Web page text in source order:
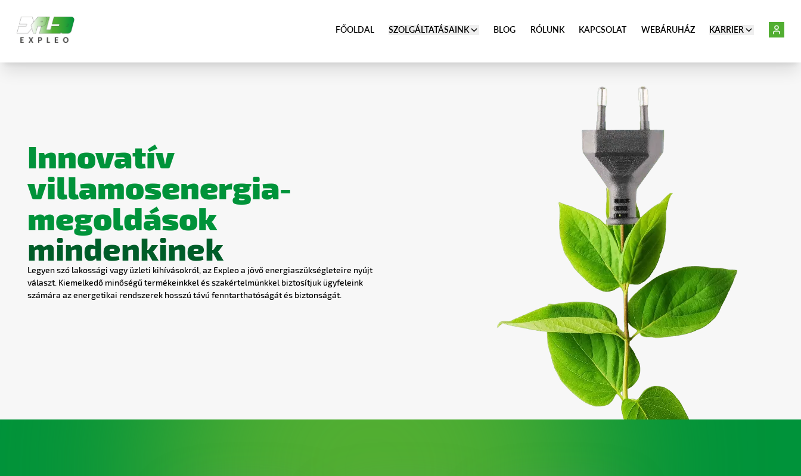
FŐOLDAL SZOLGÁLTATÁSAINK
ÜZLETI SZOLGÁLTATÁSAINK
KISFESZÜLTSÉG (KIF)
KÖZÉPFESZÜLTSÉG (KÖF)
E-MOBILITÁS (EMOBILITY)
MEGÚJULÓ ENERGIA
BLOG RÓLUNK KAPCSOLAT WEBÁRUHÁZ KARRIER
Innovatív
villamosenergia-
megoldások
mindenkinek
Legyen szó lakossági vagy üzleti kihívásokról, az Expleo a jövő energiaszükségleteire nyújt
választ. Kiemelkedő minőségű termékeinkkel és szakértelmünkkel biztosítjuk ügyfeleink
számára az energetikai rendszerek hosszú távú fenntarthatóságát és biztonságát.